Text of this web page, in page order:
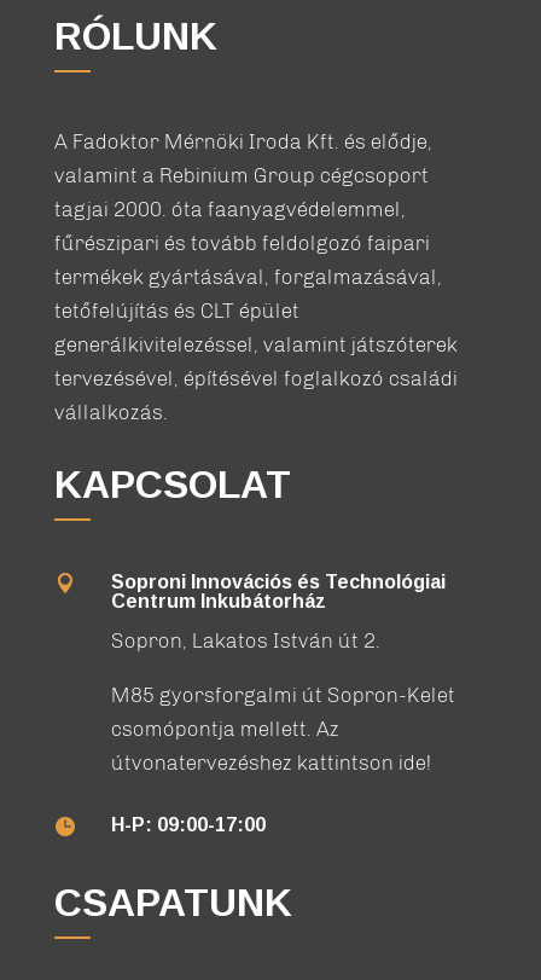
RÓLUNK
A Fadoktor Mérnöki Iroda Kft. és elődje,
valamint a Rebinium Group cégcsoport
tagjai 2000. óta faanyagvédelemmel,
fűrészipari és tovább feldolgozó faipari
termékek gyártásával, forgalmazásával,
tetőfelújítás és CLT épület
generálkivitelezéssel, valamint játszóterek
tervezésével, építésével foglalkozó családi
vállalkozás.
KAPCSOLAT

Soproni Innovációs és Technológiai
Centrum Inkubátorház
Sopron, Lakatos István út 2.
M85 gyorsforgalmi út Sopron-Kelet
csomópontja mellett. Az
útvonatervezéshez kattintson ide!
 H-P: 09:00-17:00
CSAPATUNK